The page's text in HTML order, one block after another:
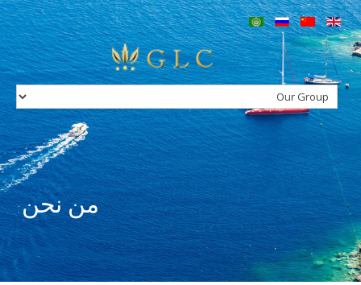
Home
Our Group
Services
Concierge
Charters
Villas in Greece
Hotels in Greece
Contact
من نحن: